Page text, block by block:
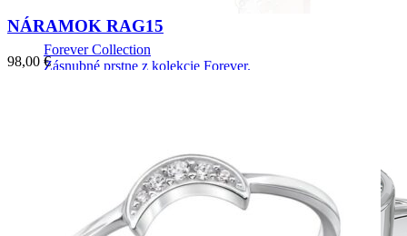
Forever Collection
Zásnubné prstne z kolekcie Forever.
NÁRAMOK RAG15
98,00 €